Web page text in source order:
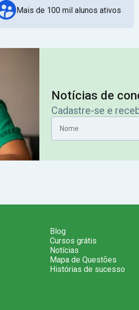
Mais de 100 mil alunos ativos
Notícias de
Cadastre-se e
Nome
E-mail
Blog
Cursos grátis
Notícias
Mapa de Questões
Histórias de sucesso